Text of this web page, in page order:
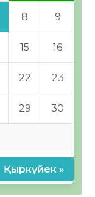
8 9
15 16
22 23
29 30
Қыркүйек »